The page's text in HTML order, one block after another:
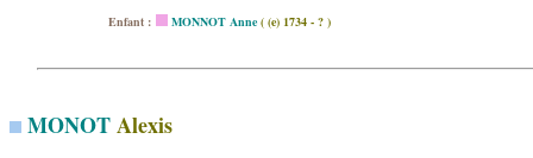
Enfant : MONNOT Anne ( (e) 1734 - ? )
MONOTAlexis